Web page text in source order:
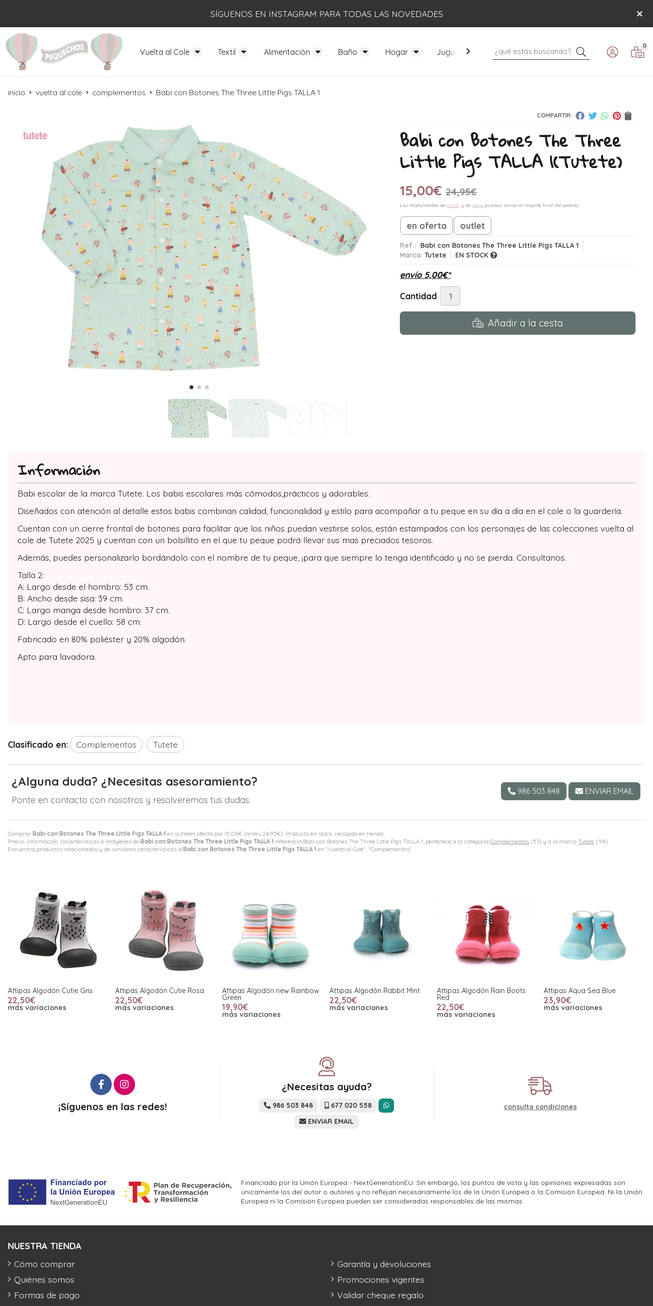
SÍGUENOS EN INSTAGRAM PARA TODAS LAS NOVEDADES
Vuelta al Cole Textil Alimentación Baño Hogar Juguetes Mobiliario Paseo Verano
Buscar 0
inicio vuelta al cole complementos Babi con Botones The Three Little Pigs TALLA 1
COMPARTIR:
Babi con Botones The Three
Little Pigs TALLA 1(Tutete)
15,00€ 24,95€
Las modalidades deenvío y de pago pueden variar el importe final del pedido.
en oferta outlet
Ref.: Babi con Botones The Three Little Pigs TALLA 1
Marca: Tutete EN STOCK
envío 5,00€*
Cantidad
Añadir a la cesta
Comprar Babi con Botones The Three Little Pigs TALLA 1 en outleten oferta por 15,00€ (antes 24,95€). Producto en stock, recogida en tienda.
Precio, información, características e imágenes de Babi con Botones The Three Little Pigs TALLA 1 referencia Babi con Botones The Three Little Pigs TALLA 1, pertenece a la categoría Complementos (57) y a la marca Tutete (98).
Encuentra productos relacionados y de similares características a Babi con Botones The Three Little Pigs TALLA 1 en "Vuelta al Cole", "Complementos".
Información
Babi escolar de la marca Tutete. Los babis escolares más cómodos,prácticos y adorables.
Diseñados con atención al detalle estos babis combinan calidad, funcionalidad y estilo para acompañar a tu peque en su día a día en el cole o la guardería.
Cuentan con un cierre frontal de botones para facilitar que los niños puedan vestirse solos, están estampados con los personajes de las colecciones vuelta al
cole de Tutete 2025 y cuentan con un bolsillito en el que tu peque podrá llevar sus mas preciados tesoros.
Además, puedes personalizarlo bordándolo con el nombre de tu peque, ¡para que siempre lo tenga identificado y no se pierda. Consultanos.
Talla 2:
A: Largo desde el hombro: 53 cm.
B: Ancho desde sisa: 39 cm.
C: Largo manga desde hombro: 37 cm.
D: Largo desde el cuello: 58 cm.
Fabricado en 80% poliéster y 20% algodón.
Apto para lavadora.
Clasificado en: Complementos Tutete
¿Alguna duda? ¿Necesitas asesoramiento?
Ponte en contacto con nosotros y resolveremos tus dudas.
986 503 848 ENVIAR EMAIL
Attipas Algodón Cutie Gris
22,50€
más variaciones
Attipas Algodón Cutie Rosa
22,50€
más variaciones
Attipas Algodón new Rainbow
Green
19,90€
más variaciones
Attipas Algodón Rabbit Mint
22,50€
más variaciones
Attipas Algodón Rain Boots
Red
22,50€
más variaciones
Attipas Aqua Sea Blue
23,90€
más variaciones
¡Síguenos en las redes!
¿Necesitas ayuda?
986 503 848
677 020 558
ENVIAR EMAIL
consulta condiciones
Financiado por la Unión Europea - NextGenerationEU. Sin embargo, los puntos de vista y las opiniones expresadas son
únicamente los del autor o autores y no reflejan necesariamente los de la Unión Europea o la Comisión Europea. Ni la Unión
Europea ni la Comisión Europea pueden ser consideradas responsables de las mismas.
NUESTRA TIENDA
Cómo comprar
Quiénes somos
Formas de pago
Garantía y devoluciones
Promociones vigentes
Validar cheque regalo